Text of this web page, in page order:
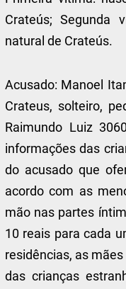
Crateús; Segunda
natural de Crateús.
Acusado: Manoel
Crateus, solteiro,
Raimundo Luiz
informações das
do acusado que
acordo com as
mão nas partes
10 reais para cada
residências, as
das crianças